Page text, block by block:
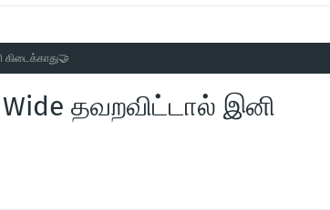
கிடைக்காது🤝
தவறவிட்டால் இனி